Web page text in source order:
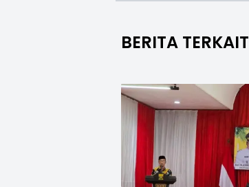
BERITA TERKAIT